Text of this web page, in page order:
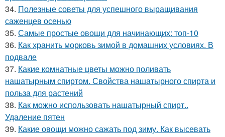
34. Полезные советы для успешного выращивания
саженцев осенью
35. Самые простые овощи для начинающих: топ-10
36. Как хранить морковь зимой в домашних условиях. В
подвале
37. Какие комнатные цветы можно поливать
нашатырным спиртом. Свойства нашатырного спирта и
польза для растений
38. Как можно использовать нашатырный спирт..
Удаление пятен
39. Какие овощи можно сажать под зиму. Как высевать